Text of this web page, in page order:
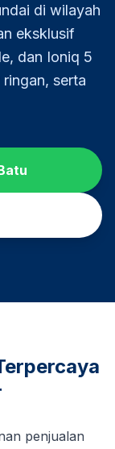
di wilayah
eksklusif
dan Ioniq 5
serta
penjualan